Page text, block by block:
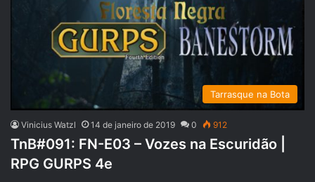
Tarrasque na Bota
Vinicius Watzl 14 de janeiro de 2019 0 912
TnB#091: FN-E03 – Vozes na Escuridão |
RPG GURPS 4e